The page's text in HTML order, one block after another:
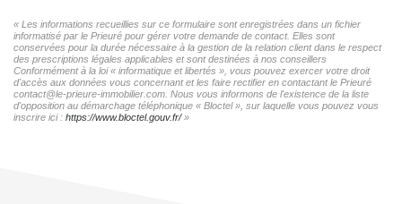
« Les informations recueillies sur ce formulaire sont enregistrées dans un fichier
informatisé par le Prieuré pour gérer votre demande de contact. Elles sont
conservées pour la durée nécessaire à la gestion de la relation client dans le respect
des prescriptions légales applicables et sont destinées à nos conseillers
Conformément à la loi « informatique et libertés », vous pouvez exercer votre droit
d'accès aux données vous concernant et les faire rectifier en contactant le Prieuré
contact@le-prieure-immobilier.com. Nous vous informons de l'existence de la liste
d'opposition au démarchage téléphonique « Bloctel », sur laquelle vous pouvez vous
inscrire ici : https://www.bloctel.gouv.fr/»